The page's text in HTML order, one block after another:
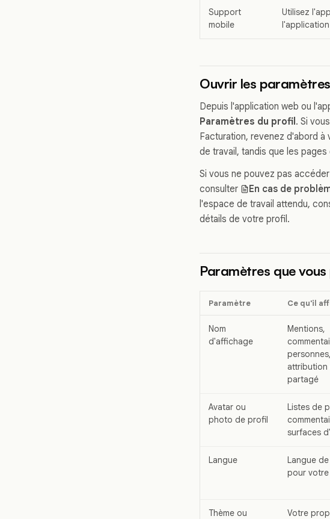
Support
mobile
Utilisez
Ouvrir les
Depuis l'application web ou
Paramètres du profil . Si
Facturation, revenez d'abord
de travail, tandis que les
Si vous ne pouvez pas
consulter
En cas de
l'espace de travail attendu,
détails de votre profil.
Paramètres que
Paramètre Ce qu'il
Nom
d'affichage
Mentions,
attribution
partagé
Avatar ou
photo de profil
Listes de
surfaces
Langue
Langue
pour
Thème ou
Votre